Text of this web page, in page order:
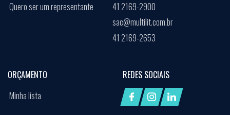
ORÇAMENTO
Minha lista
Quero ser um representante
41 2169-2900
sac@multilit.com.br
41 2169-2653
REDES SOCIAIS